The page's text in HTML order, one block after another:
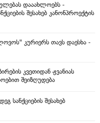
დააახლოებს -
შესახებ კანონპროექტის
კურიერს თავს დაესხა -
კვეთიდან ჟვანიას
შეიზღუდება
სანქციების შესახებ